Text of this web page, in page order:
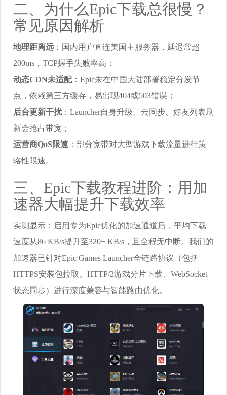
二、为什么Epic下载总很慢？
常见原因解析
地理距离远 ：国内用户直连美国主服务器，延迟常超
200ms，TCP握手失败率高；
动态CDN未适配：Epic未在中国大陆部署稳定分发节
点，依赖第三方缓存，易出现404或503错误；
后台更新干扰：Launcher自身升级、云同步、好友列表刷
新会抢占带宽；
运营商QoS限速 ：部分宽带对大型游戏下载流量进行策
略性限速。
三、Epic下载教程进阶：用加
速器大幅提升下载效率
实测显示：启用专为Epic优化的加速通道后，平均下载
速度从86 KB/s提升至320+ KB/s，且全程无中断。我们的
加速器已针对Epic Games Launcher全链路协议（包括
HTTPS安装包拉取、HTTP/2游戏分片下载、WebSocket
状态同步）进行深度兼容与智能路由优化。